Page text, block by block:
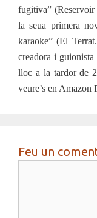
fugitiva”
la seua primera
karaoke” (El
creadora i
lloc a la tardor de
veure’s en Amazon
Feu un